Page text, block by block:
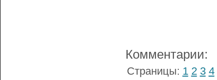
Комментарии:
Страницы: 1 2 3 4